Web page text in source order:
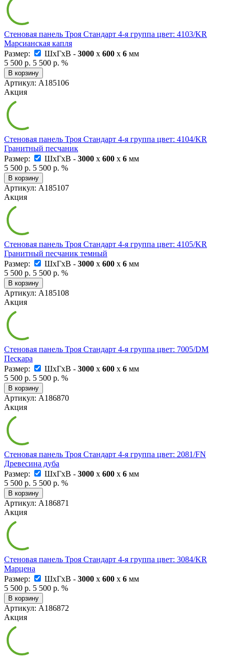
Стеновая панель Троя Стандарт 4-я группа цвет: 4103/KR
Марсианская капля
Размер:
ШxГxВ - 3000 x 600 x 6 мм
5 500 р. 5 500 р. %
В корзину
Артикул: А185106
Акция
Стеновая панель Троя Стандарт 4-я группа цвет: 4104/KR
Гранитный песчаник
Размер:
ШxГxВ - 3000 x 600 x 6 мм
5 500 р. 5 500 р. %
В корзину
Артикул: А185107
Акция
Стеновая панель Троя Стандарт 4-я группа цвет: 4105/KR
Гранитный песчаник темный
Размер:
ШxГxВ - 3000 x 600 x 6 мм
5 500 р. 5 500 р. %
В корзину
Артикул: А185108
Акция
Стеновая панель Троя Стандарт 4-я группа цвет: 7005/DM
Пескара
Размер:
ШxГxВ - 3000 x 600 x 6 мм
5 500 р. 5 500 р. %
В корзину
Артикул: А186870
Акция
Стеновая панель Троя Стандарт 4-я группа цвет: 2081/FN
Древесина дуба
Размер:
ШxГxВ - 3000 x 600 x 6 мм
5 500 р. 5 500 р. %
В корзину
Артикул: А186871
Акция
Стеновая панель Троя Стандарт 4-я группа цвет: 3084/KR
Марцена
Размер:
ШxГxВ - 3000 x 600 x 6 мм
5 500 р. 5 500 р. %
В корзину
Артикул: А186872
Акция